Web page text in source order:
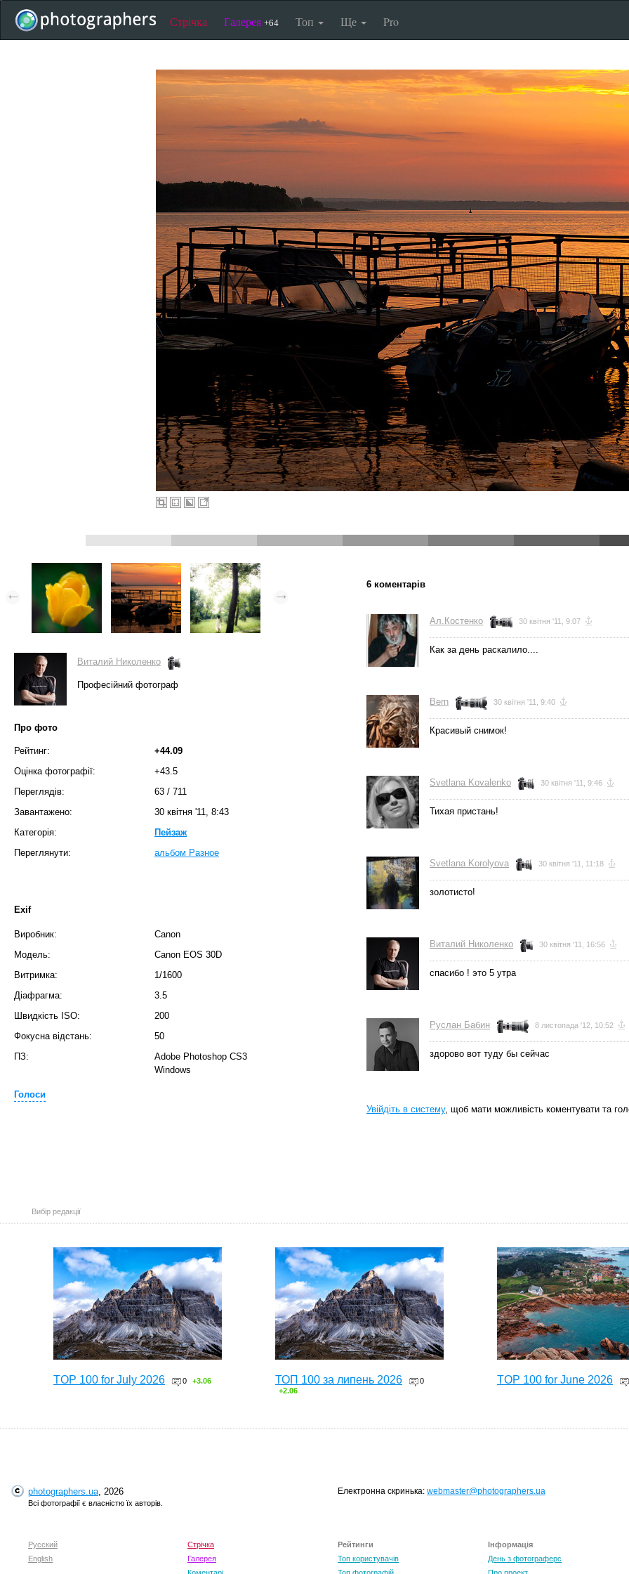
Стрічка Галерея +64 Топ Ще Pro
Виталий Николенко
Професійний фотограф
Про фото
Рейтинг:
+44.09
Оцінка фотографії:
+43.5
Переглядів:
63 / 711
Завантажено:
30 квітня '11, 8:43
Категорія:
Пейзаж
Переглянути:
альбом Разное
Exif
Виробник:
Canon
Модель:
Canon EOS 30D
Витримка:
1/1600
Діафрагма:
3.5
Швидкість ISO:
200
Фокусна відстань:
50
ПЗ:
Adobe Photoshop CS3
Windows
Голоси
6 коментарів
Ал.Костенко 30 квітня '11, 9:07
Как за день раскалило....
Bern 30 квітня '11, 9:40
Красивый снимок!
Svetlana Kovalenko 30 квітня '11, 9:46
Тихая пристань!
Svetlana Korolyova 30 квітня '11, 11:18
золотисто!
Виталий Николенко 30 квітня '11, 16:56
спасибо ! это 5 утра
Руслан Бабин 8 листопада '12, 10:52
здорово вот туду бы сейчас
Увійдіть в систему, щоб мати можливість коментувати та
Вибір редакції
TOP 100 for July 2026 0 +3.06 ТОП 100 за липень 2026
0
+2.06
TOP 100 for June 2026
+6.59 ТОП 100 за травень 2026
photographers.ua, 2026
Всі фотографії є власністю їх авторів.
Електронна скринька: webmaster@photographers.ua
Русский
English
Стрічка
Галерея
Рейтинги
Топ користувачів
Інформація
День з фотограферс